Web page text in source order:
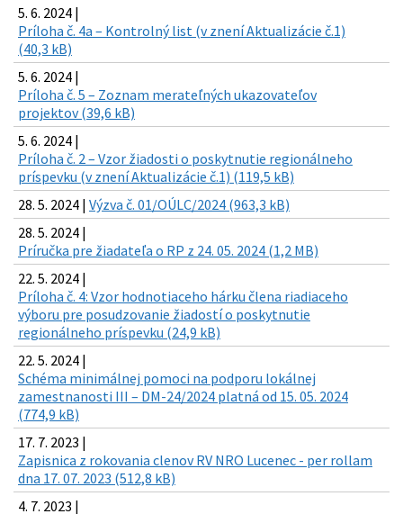
5. 6. 2024 |
Príloha č. 4a – Kontrolný list (v znení Aktualizácie č.1)
(40,3 kB)
5. 6. 2024 |
Príloha č. 5 – Zoznam merateľných ukazovateľov
projektov (39,6 kB)
5. 6. 2024 |
Príloha č. 2 – Vzor žiadosti o poskytnutie regionálneho
príspevku (v znení Aktualizácie č.1) (119,5 kB)
28. 5. 2024 | Výzva č. 01/OÚLC/2024 (963,3 kB)
28. 5. 2024 |
Príručka pre žiadateľa o RP z 24. 05. 2024 (1,2 MB)
22. 5. 2024 |
Príloha č. 4: Vzor hodnotiaceho hárku člena riadiaceho
výboru pre posudzovanie žiadostí o poskytnutie
regionálneho príspevku (24,9 kB)
22. 5. 2024 |
Schéma minimálnej pomoci na podporu lokálnej
zamestnanosti III – DM-24/2024 platná od 15. 05. 2024
(774,9 kB)
17. 7. 2023 |
Zapisnica z rokovania clenov RV NRO Lucenec - per rollam
dna 17. 07. 2023 (512,8 kB)
4. 7. 2023 |